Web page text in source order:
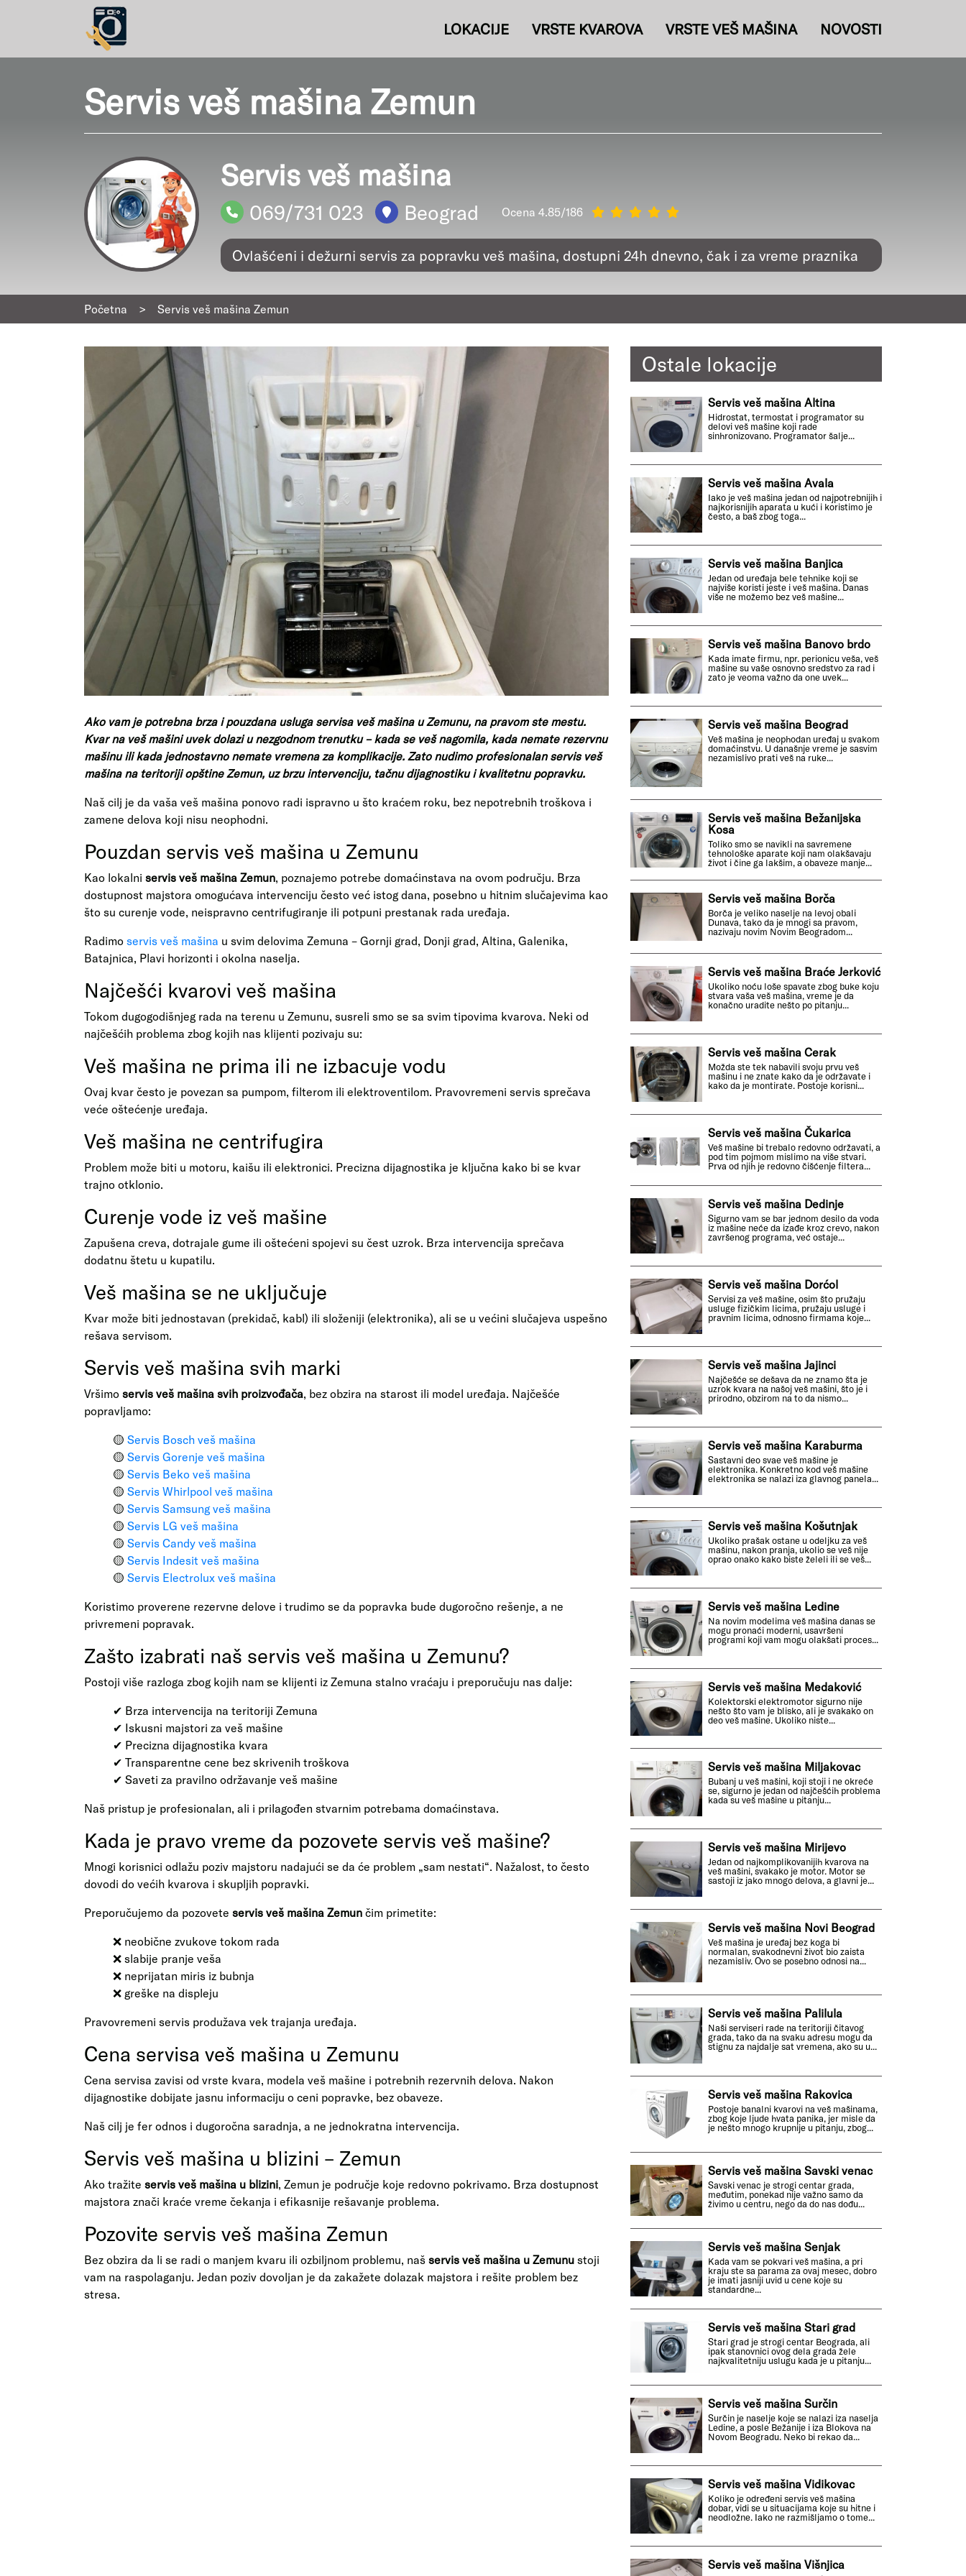
LOKACIJE VRSTE KVAROVA VRSTE VEŠ MAŠINA NOVOSTI
Servis veš mašina Zemun
Servis veš mašina
069/731 023 Beograd Ocena 4.85/186
Ovlašćeni i dežurni servis za popravku veš mašina, dostupni 24h dnevno, čak i za vreme praznika
Početna > Servis veš mašina Zemun
Ako vam je potrebna brza i pouzdana usluga servisa veš mašina u Zemunu, na pravom ste mestu.
Kvar na veš mašini uvek dolazi u nezgodnom trenutku – kada se veš nagomila, kada nemate rezervnu
mašinu ili kada jednostavno nemate vremena za komplikacije. Zato nudimo profesionalan servis veš
mašina na teritoriji opštine Zemun, uz brzu intervenciju, tačnu dijagnostiku i kvalitetnu popravku.
Naš cilj je da vaša veš mašina ponovo radi ispravno u što kraćem roku, bez nepotrebnih troškova i
zamene delova koji nisu neophodni.
Pouzdan servis veš mašina u Zemunu
Kao lokalni servis veš mašina Zemun, poznajemo potrebe domaćinstava na ovom području. Brza
dostupnost majstora omogućava intervenciju često već istog dana, posebno u hitnim slučajevima kao
što su curenje vode, neispravno centrifugiranje ili potpuni prestanak rada uređaja.
Radimo servis veš mašina u svim delovima Zemuna – Gornji grad, Donji grad, Altina, Galenika,
Batajnica, Plavi horizonti i okolna naselja.
Najčešći kvarovi veš mašina
Tokom dugogodišnjeg rada na terenu u Zemunu, susreli smo se sa svim tipovima kvarova. Neki od
najčešćih problema zbog kojih nas klijenti pozivaju su:
Veš mašina ne prima ili ne izbacuje vodu
Ovaj kvar često je povezan sa pumpom, filterom ili elektroventilom. Pravovremeni servis sprečava
veće oštećenje uređaja.
Veš mašina ne centrifugira
Problem može biti u motoru, kaišu ili elektronici. Precizna dijagnostika je ključna kako bi se kvar
trajno otklonio.
Curenje vode iz veš mašine
Zapušena creva, dotrajale gume ili oštećeni spojevi su čest uzrok. Brza intervencija sprečava
dodatnu štetu u kupatilu.
Veš mašina se ne uključuje
Kvar može biti jednostavan (prekidač, kabl) ili složeniji (elektronika), ali se u većini slučajeva uspešno
rešava servisom.
Servis veš mašina svih marki
Vršimo servis veš mašina svih proizvođača, bez obzira na starost ili model uređaja. Najčešće
popravljamo:
🟡 Servis Bosch veš mašina
🟡 Servis Gorenje veš mašina
🟡 Servis Beko veš mašina
🟡 Servis Whirlpool veš mašina
🟡 Servis Samsung veš mašina
🟡 Servis LG veš mašina
🟡 Servis Candy veš mašina
🟡 Servis Indesit veš mašina
🟡 Servis Electrolux veš mašina
Koristimo proverene rezervne delove i trudimo se da popravka bude dugoročno rešenje, a ne
privremeni popravak.
Zašto izabrati naš servis veš mašina u Zemunu?
Postoji više razloga zbog kojih nam se klijenti iz Zemuna stalno vraćaju i preporučuju nas dalje:
✔ Brza intervencija na teritoriji Zemuna
✔ Iskusni majstori za veš mašine
✔ Precizna dijagnostika kvara
✔ Transparentne cene bez skrivenih troškova
✔ Saveti za pravilno održavanje veš mašine
Naš pristup je profesionalan, ali i prilagođen stvarnim potrebama domaćinstava.
Kada je pravo vreme da pozovete servis veš mašine?
Mnogi korisnici odlažu poziv majstoru nadajući se da će problem „sam nestati“. Nažalost, to često
dovodi do većih kvarova i skupljih popravki.
Preporučujemo da pozovete servis veš mašina Zemun čim primetite:
❌ neobične zvukove tokom rada
❌ slabije pranje veša
❌ neprijatan miris iz bubnja
❌ greške na displeju
Pravovremeni servis produžava vek trajanja uređaja.
Cena servisa veš mašina u Zemunu
Cena servisa zavisi od vrste kvara, modela veš mašine i potrebnih rezervnih delova. Nakon
dijagnostike dobijate jasnu informaciju o ceni popravke, bez obaveze.
Naš cilj je fer odnos i dugoročna saradnja, a ne jednokratna intervencija.
Servis veš mašina u blizini – Zemun
Ako tražite servis veš mašina u blizini, Zemun je područje koje redovno pokrivamo. Brza dostupnost
majstora znači kraće vreme čekanja i efikasnije rešavanje problema.
Pozovite servis veš mašina Zemun
Bez obzira da li se radi o manjem kvaru ili ozbiljnom problemu, naš servis veš mašina u Zemunu stoji
vam na raspolaganju. Jedan poziv dovoljan je da zakažete dolazak majstora i rešite problem bez
stresa.
Ostale lokacije
Servis veš mašina Altina
Hidrostat, termostat i programator su
delovi veš mašine koji rade
sinhronizovano. Programator šalje...
Servis veš mašina Avala
Iako je veš mašina jedan od najpotrebnijih i
najkorisnijih aparata u kući i koristimo je
često, a baš zbog toga...
Servis veš mašina Banjica
Jedan od uređaja bele tehnike koji se
najviše koristi jeste i veš mašina. Danas
više ne možemo bez veš mašine...
Servis veš mašina Banovo brdo
Kada imate firmu, npr. perionicu veša, veš
mašine su vaše osnovno sredstvo za rad i
zato je veoma važno da one uvek...
Servis veš mašina Beograd
Veš mašina je neophodan uređaj u svakom
domaćinstvu. U današnje vreme je sasvim
nezamislivo prati veš na ruke...
Servis veš mašina Bežanijska
Kosa
Toliko smo se navikli na savremene
tehnološke aparate koji nam olakšavaju
život i čine ga lakšim, a obaveze manje...
Servis veš mašina Borča
Borča je veliko naselje na levoj obali
Dunava, tako da je mnogi sa pravom,
nazivaju novim Novim Beogradom...
Servis veš mašina Braće Jerković
Ukoliko noću loše spavate zbog buke koju
stvara vaša veš mašina, vreme je da
konačno uradite nešto po pitanju...
Servis veš mašina Cerak
Možda ste tek nabavili svoju prvu veš
mašinu i ne znate kako da je održavate i
kako da je montirate. Postoje korisni...
Servis veš mašina Čukarica
Veš mašine bi trebalo redovno održavati, a
pod tim pojmom mislimo na više stvari.
Prva od njih je redovno čišćenje filtera...
Servis veš mašina Dedinje
Sigurno vam se bar jednom desilo da voda
iz mašine neće da izađe kroz crevo, nakon
završenog programa, već ostaje...
Servis veš mašina Dorćol
Servisi za veš mašine, osim što pružaju
usluge fizičkim licima, pružaju usluge i
pravnim licima, odnosno firmama koje...
Servis veš mašina Jajinci
Najčešće se dešava da ne znamo šta je
uzrok kvara na našoj veš mašini, što je i
prirodno, obzirom na to da nismo...
Servis veš mašina Karaburma
Sastavni deo svae veš mašine je
elektronika. Konkretno kod veš mašine
elektronika se nalazi iza glavnog panela...
Servis veš mašina Košutnjak
Ukoliko prašak ostane u odeljku za veš
mašinu, nakon pranja, ukolio se veš nije
oprao onako kako biste želeli ili se veš...
Servis veš mašina Ledine
Na novim modelima veš mašina danas se
mogu pronaći moderni, usavršeni
programi koji vam mogu olakšati proces...
Servis veš mašina Medaković
Kolektorski elektromotor sigurno nije
nešto što vam je blisko, ali je svakako on
deo veš mašine. Ukoliko niste...
Servis veš mašina Miljakovac
Bubanj u veš mašini, koji stoji i ne okreće
se, sigurno je jedan od najčešćih problema
kada su veš mašine u pitanju...
Servis veš mašina Mirijevo
Jedan od najkomplikovanijih kvarova na
veš mašini, svakako je motor. Motor se
sastoji iz jako mnogo delova, a glavni je...
Servis veš mašina Novi Beograd
Veš mašina je uređaj bez koga bi
normalan, svakodnevni život bio zaista
nezamisliv. Ovo se posebno odnosi na...
Servis veš mašina Palilula
Naši serviseri rade na teritoriji čitavog
grada, tako da na svaku adresu mogu da
stignu za najdalje sat vremena, ako su u...
Servis veš mašina Rakovica
Postoje banalni kvarovi na veš mašinama,
zbog koje ljude hvata panika, jer misle da
je nešto mnogo krupnije u pitanju, zbog...
Servis veš mašina Savski venac
Savski venac je strogi centar grada,
međutim, ponekad nije važno samo da
živimo u centru, nego da do nas dođu...
Servis veš mašina Senjak
Kada vam se pokvari veš mašina, a pri
kraju ste sa parama za ovaj mesec, dobro
je imati jasniji uvid u cene koje su
standardne...
Servis veš mašina Stari grad
Stari grad je strogi centar Beograda, ali
ipak stanovnici ovog dela grada žele
najkvalitetniju uslugu kada je u pitanju...
Servis veš mašina Surčin
Surčin je naselje koje se nalazi iza naselja
Ledine, a posle Bežanije i iza Blokova na
Novom Beogradu. Neko bi rekao da...
Servis veš mašina Vidikovac
Koliko je određeni servis veš mašina
dobar, vidi se u situacijama koje su hitne i
neodložne. Iako ne razmišljamo o tome...
Servis veš mašina Višnjica